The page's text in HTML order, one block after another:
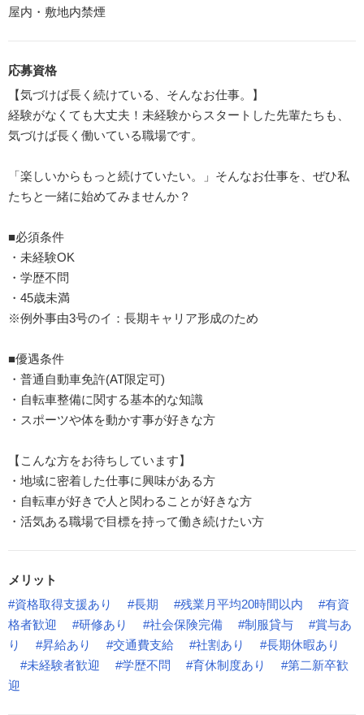
屋内・敷地内禁煙
応募資格
【気づけば長く続けている、そんなお仕事。】
経験がなくても大丈夫！未経験からスタートした先輩たちも、
気づけば長く働いている職場です。
「楽しいからもっと続けていたい。」そんなお仕事を、ぜひ私
たちと一緒に始めてみませんか？
■必須条件
・未経験OK
・学歴不問
・45歳未満
※例外事由3号のイ：長期キャリア形成のため
■優遇条件
・普通自動車免許(AT限定可)
・自転車整備に関する基本的な知識
・スポーツや体を動かす事が好きな方
【こんな方をお待ちしています】
・地域に密着した仕事に興味がある方
・自転車が好きで人と関わることが好きな方
・活気ある職場で目標を持って働き続けたい方
メリット
#資格取得支援あり
#長期 #残業月平均20時間以内
#有資
格者歓迎
#研修あり #社会保険完備 #制服貸与
#賞与あ
り
#昇給あり #交通費支給 #社割あり
#長期休暇あり
#未経験者歓迎
#学歴不問 #育休制度あり
#第二新卒歓
迎